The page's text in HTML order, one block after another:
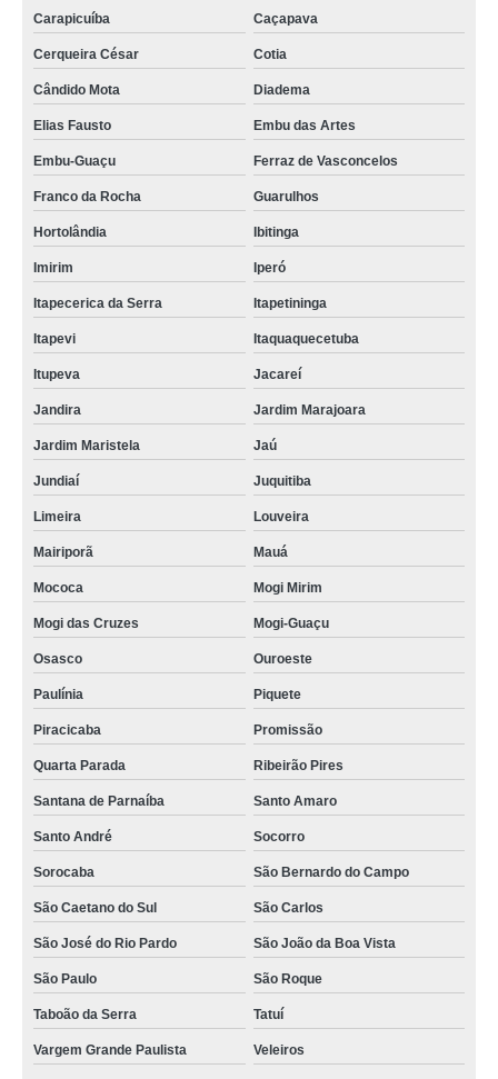
Carapicuíba Caçapava
Cerqueira César Cotia
Cândido Mota Diadema
Elias Fausto Embu das Artes
Embu-Guaçu Ferraz de Vasconcelos
Franco da Rocha Guarulhos
Hortolândia Ibitinga
Imirim Iperó
Itapecerica da Serra Itapetininga
Itapevi Itaquaquecetuba
Itupeva Jacareí
Jandira Jardim Marajoara
Jardim Maristela Jaú
Jundiaí Juquitiba
Limeira Louveira
Mairiporã Mauá
Mococa Mogi Mirim
Mogi das Cruzes Mogi-Guaçu
Osasco Ouroeste
Paulínia Piquete
Piracicaba Promissão
Quarta Parada Ribeirão Pires
Santana de Parnaíba Santo Amaro
Santo André Socorro
Sorocaba São Bernardo do Campo
São Caetano do Sul São Carlos
São José do Rio Pardo São João da Boa Vista
São Paulo São Roque
Taboão da Serra Tatuí
Vargem Grande Paulista Veleiros